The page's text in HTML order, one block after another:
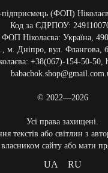
(ФОП)
Код за ЄДРПОУ:
ФОП Ніколаєва: Україна,
м. Дніпро, вул. Флангова,
+38(067)-154-50-50,
© 2022—2026
Усі права захищені.
текстів або світлин з
сайту або мати
UA RU